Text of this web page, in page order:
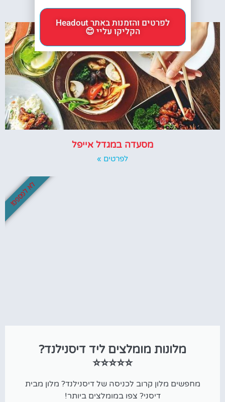
מסעדה במגדל אייפל
לפרטים »
מלונות מומלצים ליד דיסנילנד?
⭐⭐⭐⭐⭐
מחפשים מלון קרוב לכניסה של דיסנילנד? מלון מבית
דיסני? צפו במומלצים ביותר!
לא לפספס!
לפרטים והזמנות באתר Headout
הקליקו עליי 😊